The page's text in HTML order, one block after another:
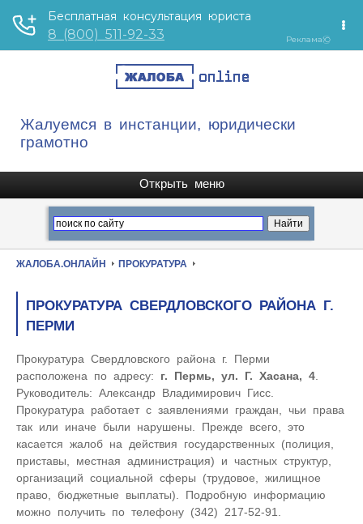
Жалуемся в инстанции, юридически
грамотно
ЖАЛОБА.ОНЛАЙН ПРОКУРАТУРА
ПРОКУРАТУРА СВЕРДЛОВСКОГО РАЙОНА Г.
ПЕРМИ
Прокуратура Свердловского района г. Перми
расположена по адресу: г. Пермь, ул. Г. Хасана, 4
Руководитель: Александр Владимирович Гисс.
Прокуратура работает с заявлениями граждан, чьи права
так или иначе были нарушены. Прежде всего, это
касается жалоб на действия государственных (полиция,
приставы, местная администрация) и частных структур,
организаций социальной сферы (трудовое, жилищное
право, бюджетные выплаты). Подробную информацию
можно получить по телефону (342) 217-52-91.